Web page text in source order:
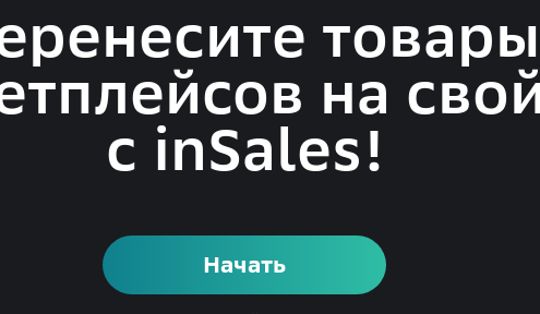
товары
на
с inSales!
Начать